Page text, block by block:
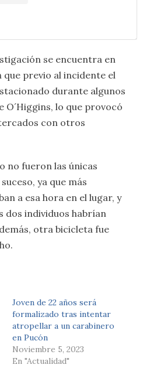
se encuentra en
previo al incidente el
durante algunos
O´Higgins, lo que provocó
con otros
no fueron las únicas
ya que más
a esa hora en el lugar, y
dos individuos habrían
otra bicicleta fue
Joven de 22 años será
formalizado tras intentar
atropellar a un carabinero
en Pucón
Noviembre 5, 2023
En "Actualidad"